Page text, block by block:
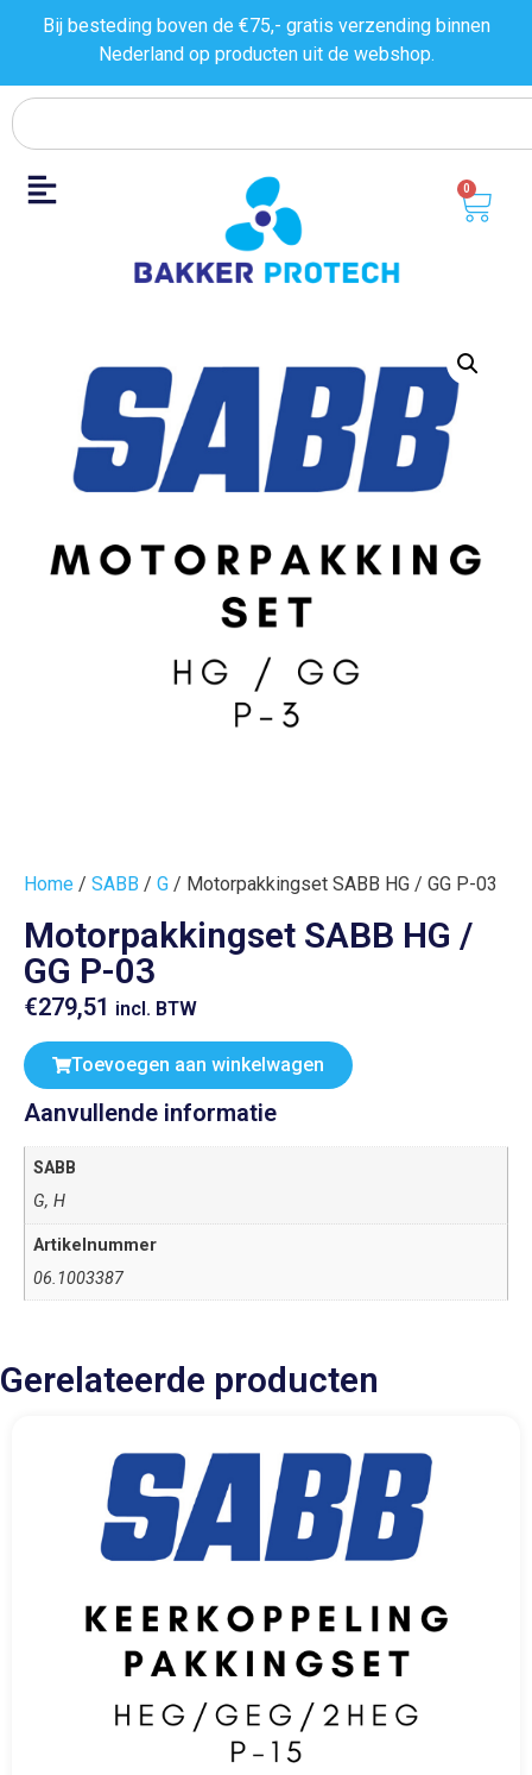
Bij besteding boven de €75,- gratis verzending binnen
Nederland op producten uit de webshop.
0
Home / SABB / G / Motorpakkingset SABB HG / GG P-03
Motorpakkingset SABB HG /
GG P-03
€279,51 incl. BTW
Toevoegen aan winkelwagen
Aanvullende informatie
SABB
G, H
Artikelnummer
06.1003387
Gerelateerde producten